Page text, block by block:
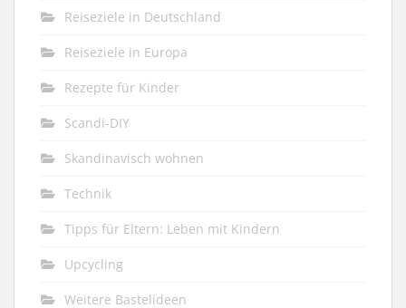
Reiseziele in Deutschland
Reiseziele in Europa
Rezepte für Kinder
Scandi-DIY
Skandinavisch wohnen
Technik
Tipps für Eltern: Leben mit Kindern
Upcycling
Weitere Bastelideen